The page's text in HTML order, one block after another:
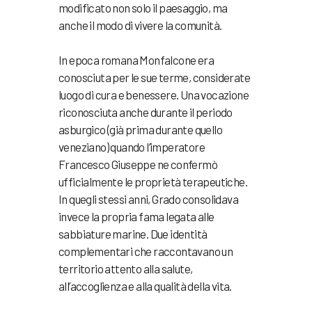
modificato non solo il paesaggio, ma
anche il modo di vivere la comunità.
In epoca romana Monfalcone era
conosciuta per le sue terme, considerate
luogo di cura e benessere. Una vocazione
riconosciuta anche durante il periodo
asburgico (già prima durante quello
veneziano) quando l’imperatore
Francesco Giuseppe ne confermò
ufficialmente le proprietà terapeutiche.
In quegli stessi anni, Grado consolidava
invece la propria fama legata alle
sabbiature marine. Due identità
complementari che raccontavano un
territorio attento alla salute,
all’accoglienza e alla qualità della vita.